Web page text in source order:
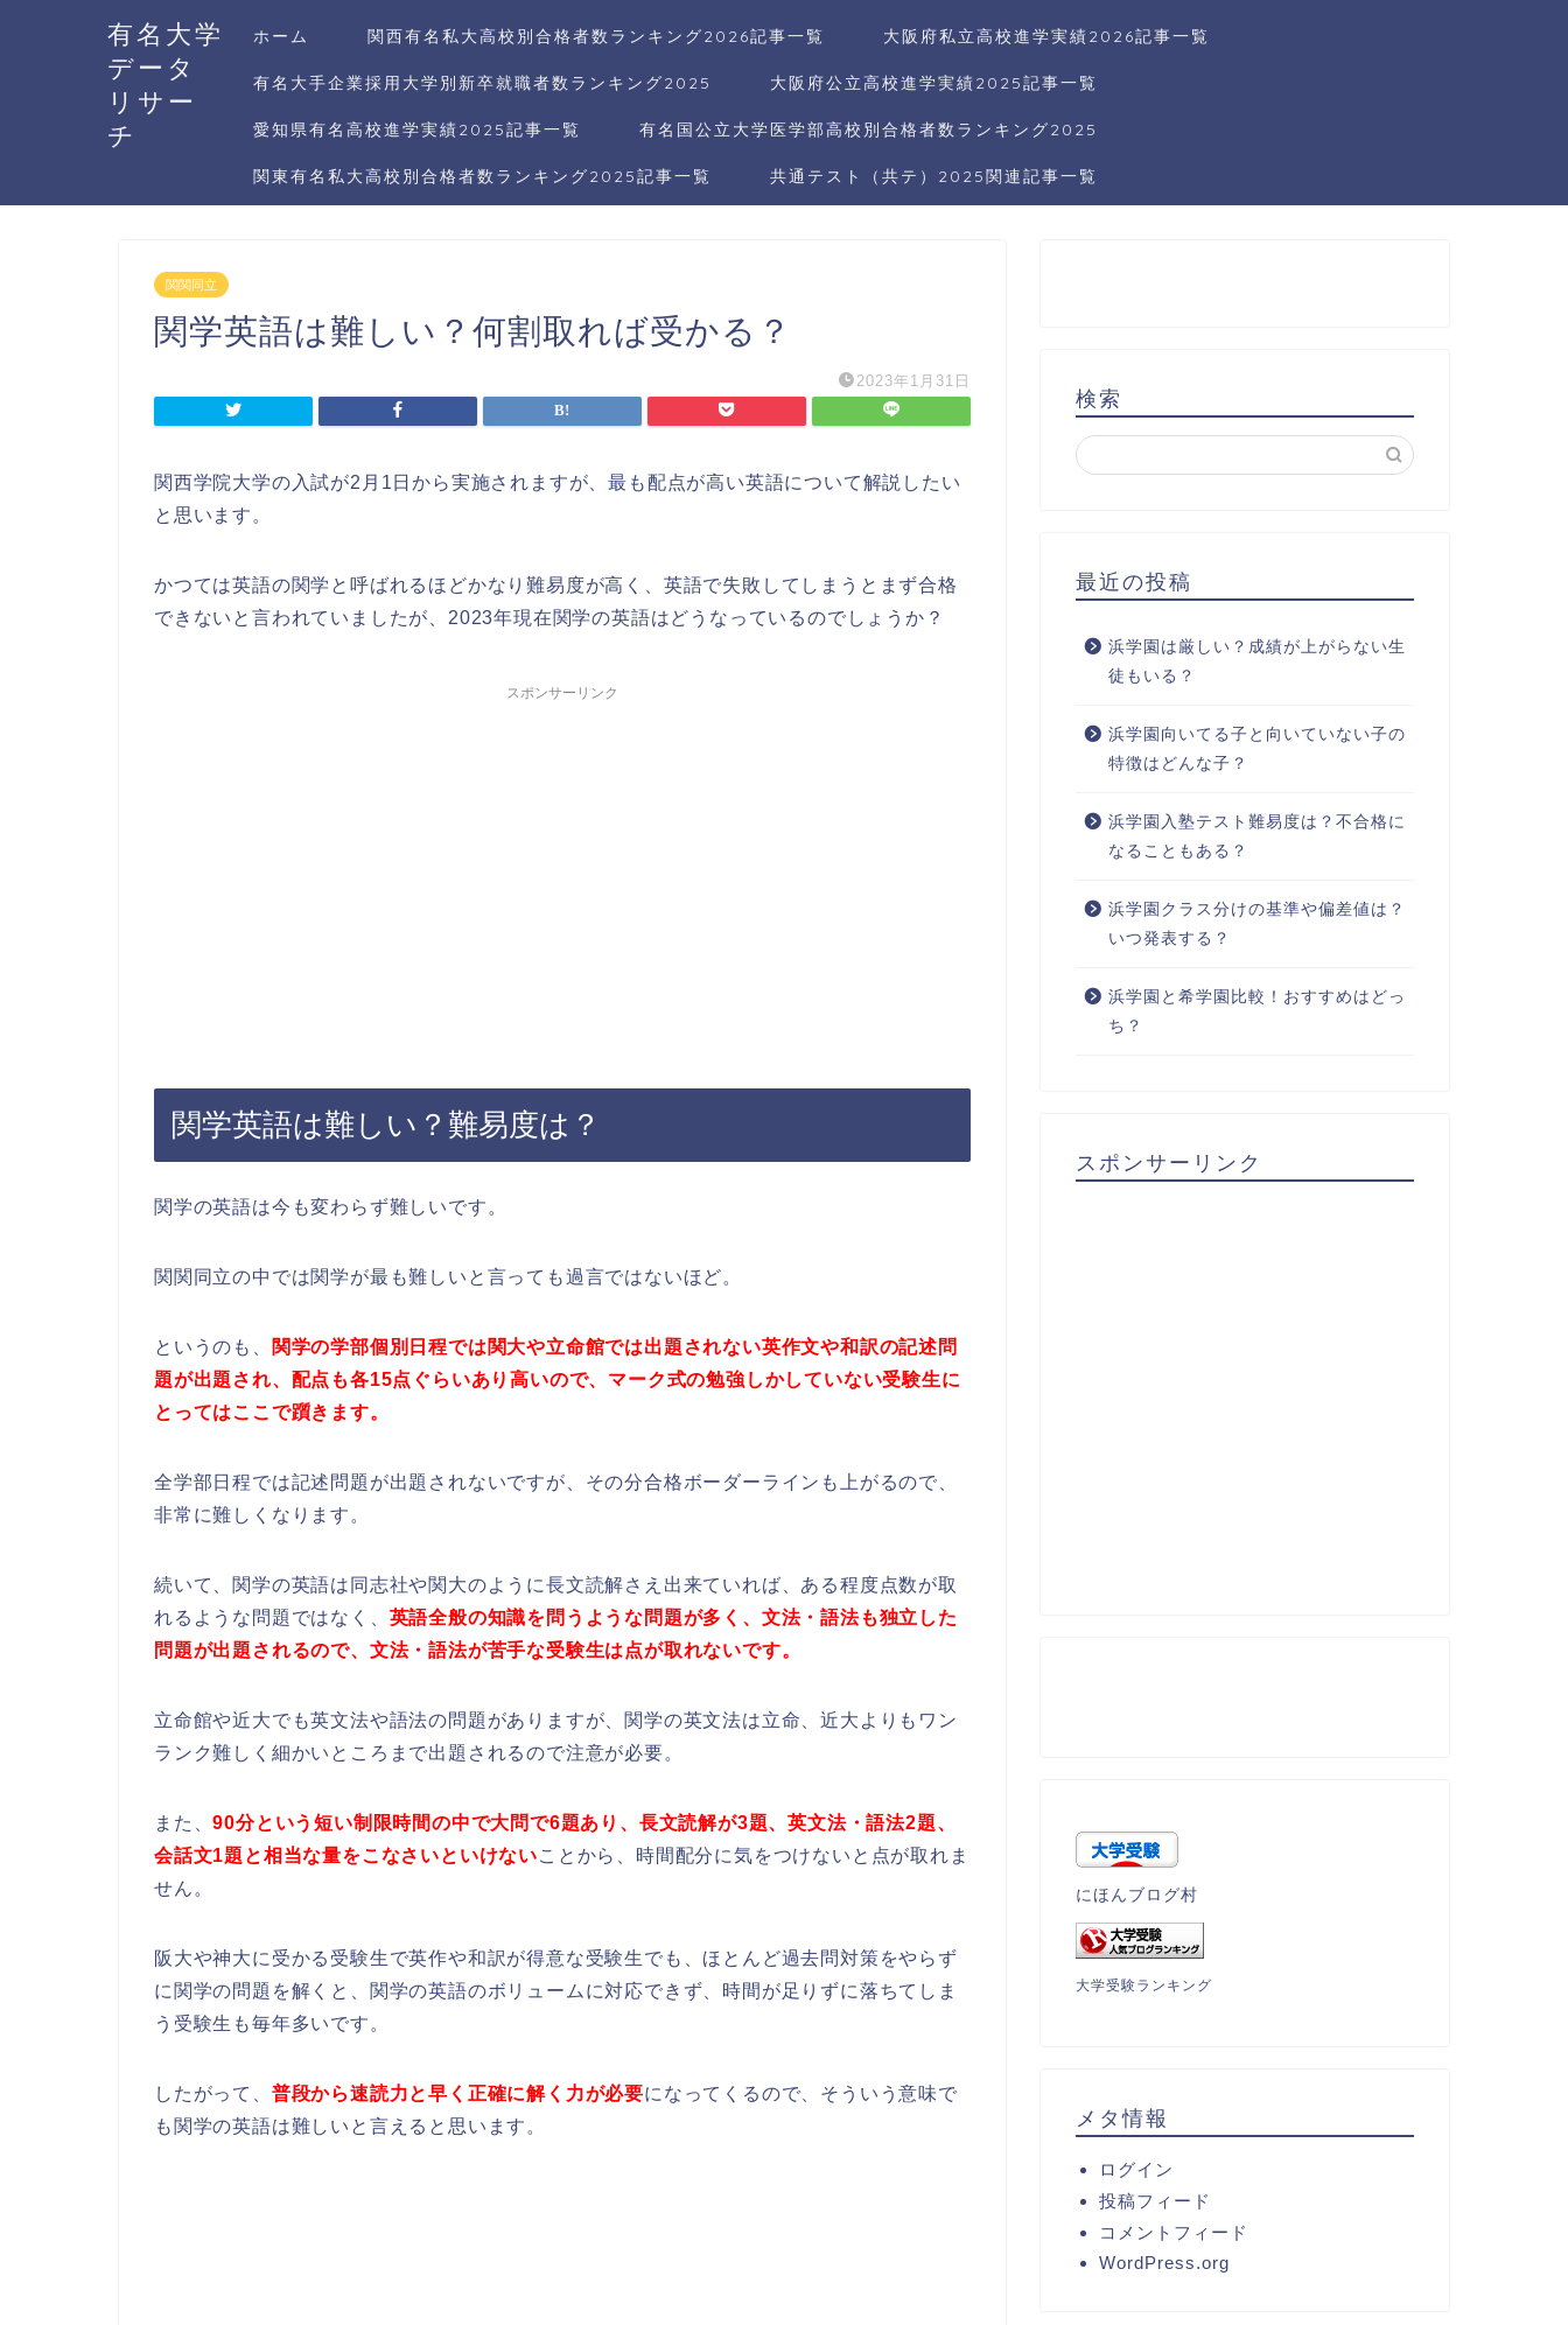
有名大学
データ
リサー
チ
ホーム 関西有名私大高校別合格者数ランキング2026記事一覧 大阪府私立高校進学実績2026記事一覧
有名大手企業採用大学別新卒就職者数ランキング2025 大阪府公立高校進学実績2025記事一覧
愛知県有名高校進学実績2025記事一覧 有名国公立大学医学部高校別合格者数ランキング2025
関東有名私大高校別合格者数ランキング2025記事一覧 共通テスト（共テ）2025関連記事一覧
関関同立
関学英語は難しい？何割取れば受かる？
2023年1月31日
関西学院大学の入試が2月1日から実施されますが、最も配点が高い英語について解説したい
と思います。
かつては英語の関学と呼ばれるほどかなり難易度が高く、英語で失敗してしまうとまず合格
できないと言われていましたが、2023年現在関学の英語はどうなっているのでしょうか？
スポンサーリンク
関学英語は難しい？難易度は？
関学の英語は今も変わらず難しいです。
関関同立の中では関学が最も難しいと言っても過言ではないほど。
というのも、
関学の学部個別日程では関大や立命館では出題されない英作文や和訳の記述問
題が出題され、配点も各15点ぐらいあり高いので、マーク式の勉強しかしていない受験生に
とってはここで躓きます。
全学部日程では記述問題が出題されないですが、その分合格ボーダーラインも上がるので、
非常に難しくなります。
続いて、関学の英語は同志社や関大のように長文読解さえ出来ていれば、ある程度点数が取
れるような問題ではなく、 英語全般の知識を問うような問題が多く、文法・語法も独立した
問題が出題されるので、文法・語法が苦手な受験生は点が取れないです。
立命館や近大でも英文法や語法の問題がありますが、関学の英文法は立命、近大よりもワン
ランク難しく細かいところまで出題されるので注意が必要。
また、90分という短い制限時間の中で大問で6題あり、長文読解が3題、英文法・語法2題、
会話文1題と相当な量をこなさいといけないことから、時間配分に気をつけないと点が取れま
せん。
阪大や神大に受かる受験生で英作や和訳が得意な受験生でも、ほとんど過去問対策をやらず
に関学の問題を解くと、関学の英語のボリュームに対応できず、時間が足りずに落ちてしま
う受験生も毎年多いです。
したがって、 普段から速読力と早く正確に解く力が必要になってくるので、そういう意味で
も関学の英語は難しいと言えると思います。
検索
最近の投稿
浜学園は厳しい？成績が上がらない生
徒もいる？
浜学園向いてる子と向いていない子の
特徴はどんな子？
浜学園入塾テスト難易度は？不合格に
なることもある？
浜学園クラス分けの基準や偏差値は？
いつ発表する？
浜学園と希学園比較！おすすめはどっ
ち？
スポンサーリンク
にほんブログ村
大学受験ランキング
メタ情報
ログイン
投稿フィード
コメントフィード
WordPress.org